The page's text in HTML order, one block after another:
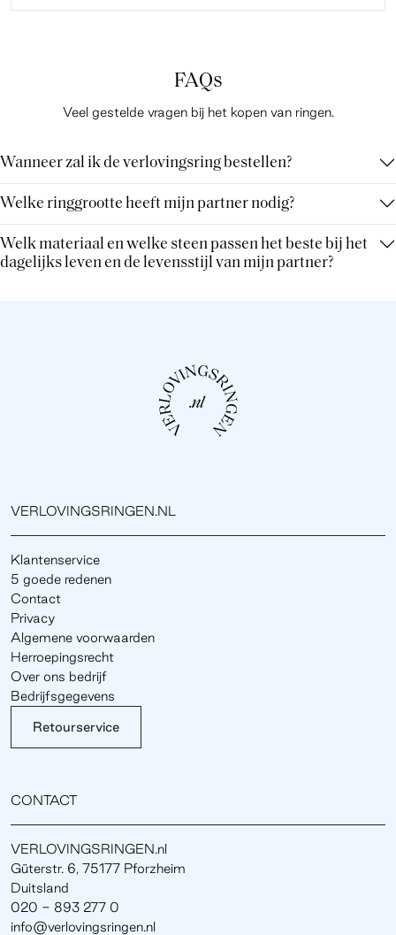
FAQs
Veel gestelde vragen bij het kopen van ringen.
Wanneer zal ik de verlovingsring bestellen?
Welke ringgrootte heeft mijn partner nodig?
Welk materiaal en welke steen passen het beste bij het
dagelijks leven en de levensstijl van mijn partner?
VERLOVINGSRINGEN.NL
Klantenservice
5 goede redenen
Contact
Privacy
Algemene voorwaarden
Herroepingsrecht
Over ons bedrijf
Bedrijfsgegevens
Retourservice
CONTACT
VERLOVINGSRINGEN.nl
Güterstr. 6, 75177 Pforzheim
Duitsland
020 - 893 277 0
info@verlovingsringen.nl